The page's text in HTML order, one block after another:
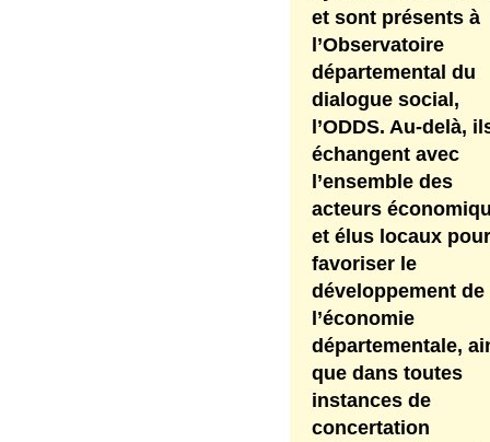
et sont présents à
l’Observatoire
départemental du
dialogue social,
l’ODDS. Au-delà,
échangent avec
l’ensemble des
acteurs
et élus locaux pour
favoriser le
développement de
l’économie
départementale,
que dans toutes
instances de
concertation